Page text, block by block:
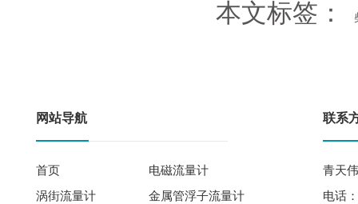
本文标签：
网站导航
首页
电磁流量计
涡街流量计
金属管浮子流量计
联系
青天
电话